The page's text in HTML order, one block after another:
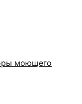
моющего